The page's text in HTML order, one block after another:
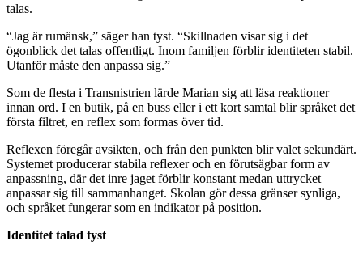
talas.
“Jag är rumänsk,” säger han tyst. “Skillnaden visar sig i det
ögonblick det talas offentligt. Inom familjen förblir identiteten stabil.
Utanför måste den anpassa sig.”
Som de flesta i Transnistrien lärde Marian sig att läsa reaktioner
innan ord. I en butik, på en buss eller i ett kort samtal blir språket det
första filtret, en reflex som formas över tid.
Reflexen föregår avsikten, och från den punkten blir valet sekundärt.
Systemet producerar stabila reflexer och en förutsägbar form av
anpassning, där det inre jaget förblir konstant medan uttrycket
anpassar sig till sammanhanget. Skolan gör dessa gränser synliga,
och språket fungerar som en indikator på position.
Identitet talad tyst